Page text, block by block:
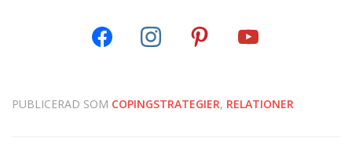
PUBLICERAD SOM COPINGSTRATEGIER, RELATIONER